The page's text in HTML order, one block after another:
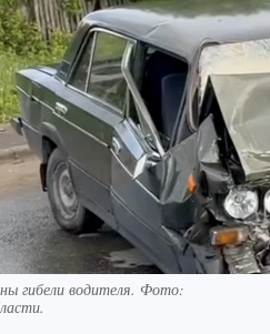
гибели водителя. Фото: